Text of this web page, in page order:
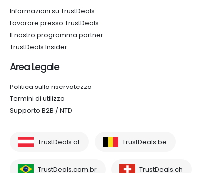
Informazioni su TrustDeals
Lavorare presso TrustDeals
Il nostro programma partner
TrustDeals Insider
Area Legale
Politica sulla riservatezza
Termini di utilizzo
Supporto B2B / NTD
TrustDeals.at TrustDeals.be
TrustDeals.com.br TrustDeals.ch